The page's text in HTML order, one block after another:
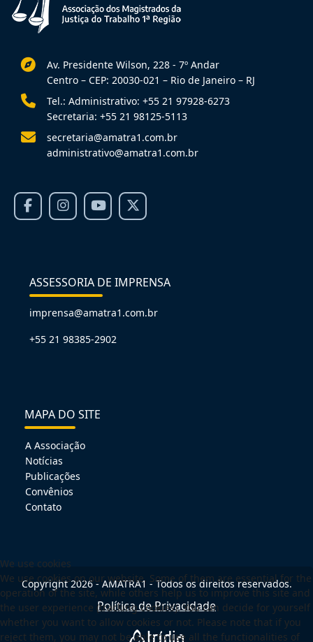
Av. Presidente Wilson, 228 - 7º Andar
Centro – CEP: 20030-021 – Rio de Janeiro – RJ
Tel.: Administrativo: +55 21 97928-6273
Secretaria: +55 21 98125-5113
secretaria@amatra1.com.br
administrativo@amatra1.com.br
ASSESSORIA DE IMPRENSA
imprensa@amatra1.com.br
+55 21 98385-2902
MAPA DO SITE
A Associação
Notícias
Publicações
Convênios
Contato
Copyright 2026 - AMATRA1 - Todos os direitos reservados.
Política de Privacidade
We use cookies
We use cookies on our website. Some of them are essential for the
operation of the site, while others help us to improve this site and
the user experience (tracking cookies). You can decide for yourself
whether you want to allow cookies or not. Please note that if you
reject them, you may not be able to use all the functionalities of